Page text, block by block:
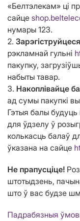
«Белтэлекам» ці
сайце
нумары 123.
2.
рэкламнай гульні
пакупку,
набыты тавар.
3. Накоплівайце
ад сумы пакупкі
Гэтыя балы
для ўдзелу ў
колькасць балаў
ўказана на сайце
Не прапусціце!
штотыдзень,
што ў вас будзе
Падрабязныя